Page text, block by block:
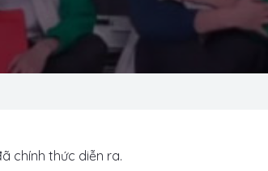
chính thức diễn ra.